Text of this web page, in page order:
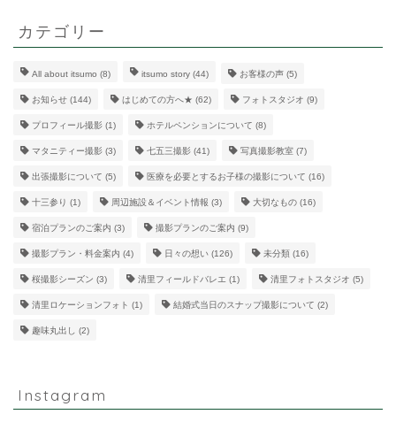
カテゴリー
All about itsumo (8) itsumo story (44) お客様の声 (5)
お知らせ (144) はじめての方へ★ (62) フォトスタジオ (9)
プロフィール撮影 (1) ホテルペンションについて (8)
マタニティー撮影 (3) 七五三撮影 (41) 写真撮影教室 (7)
出張撮影について (5) 医療を必要とするお子様の撮影について (16)
十三参り (1) 周辺施設＆イベント情報 (3) 大切なもの (16)
宿泊プランのご案内 (3) 撮影プランのご案内 (9)
撮影プラン・料金案内 (4) 日々の想い (126) 未分類 (16)
桜撮影シーズン (3) 清里フィールドバレエ (1) 清里フォトスタジオ (5)
清里ロケーションフォト (1) 結婚式当日のスナップ撮影について (2)
趣味丸出し (2)
Instagram